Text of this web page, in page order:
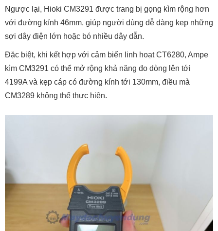
Ngược lại, Hioki CM3291 được trang bị gọng kìm rộng hơn
với đường kính 46mm, giúp người dùng dễ dàng kẹp những
sợi dây điện lớn hoặc bó nhiều dây dẫn.
Đặc biệt, khi kết hợp với cảm biến linh hoạt CT6280, Ampe
kìm CM3291 có thể mở rộng khả năng đo dòng lên tới
4199A và kẹp cáp có đường kính tới 130mm, điều mà
CM3289 không thể thực hiện.